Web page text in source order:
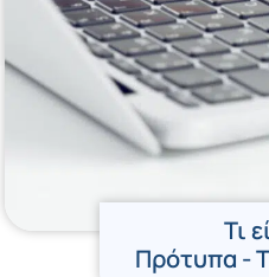
Τι
Πρότυπα -